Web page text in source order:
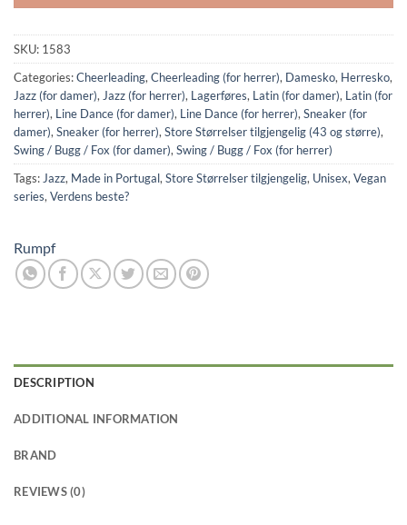
SKU: 1583
Categories:Cheerleading, Cheerleading (for herrer), Damesko, Herresko,
Jazz (for damer), Jazz (for herrer), Lagerføres, Latin (for damer), Latin (for
herrer), Line Dance (for damer), Line Dance (for herrer), Sneaker (for
damer), Sneaker (for herrer), Store Størrelser tilgjengelig (43 og større),
Swing / Bugg / Fox (for damer), Swing / Bugg / Fox (for herrer)
Tags: Jazz, Made in Portugal, Store Størrelser tilgjengelig, Unisex, Vegan
series, Verdens beste?
Rumpf
DESCRIPTION
ADDITIONAL INFORMATION
BRAND
REVIEWS (0)